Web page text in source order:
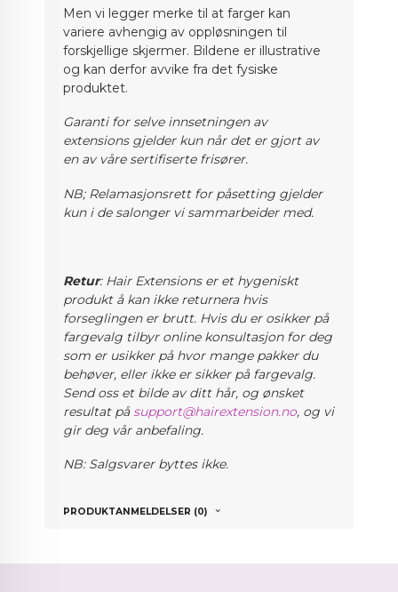
Men vi legger merke til at farger kan
variere avhengig av oppløsningen til
forskjellige skjermer. Bildene er illustrative
og kan derfor avvike fra det fysiske
produktet.
Garanti for selve innsetningen av
extensions gjelder kun når det er gjort av
en av våre sertifiserte frisører.
NB; Relamasjonsrett for påsetting gjelder
kun i de salonger vi sammarbeider med.
Retur: Hair Extensions er et hygeniskt
produkt å kan ikke returnera hvis
forseglingen er brutt. Hvis du er osikker på
fargevalg tilbyr online konsultasjon for deg
som er usikker på hvor mange pakker du
behøver, eller ikke er sikker på fargevalg.
Send oss et bilde av ditt hår, og ønsket
resultat på support@hairextension.no, og vi
gir deg vår anbefaling.
NB: Salgsvarer byttes ikke.
PRODUKTANMELDELSER (0)